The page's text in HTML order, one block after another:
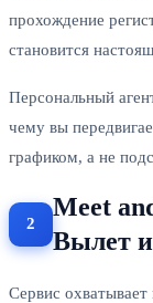
прохождение
становится
Персональный
чему вы
графиком, а не
Meet
Вылет и
Сервис